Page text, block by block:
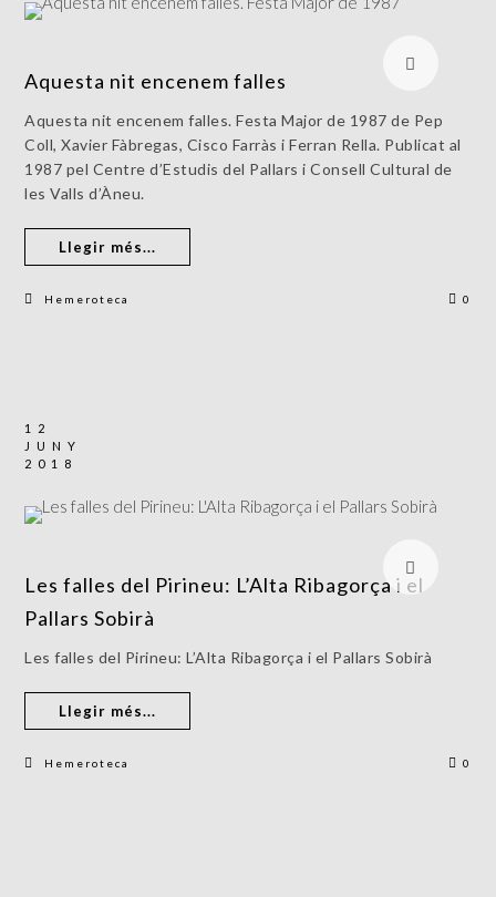
Aquesta nit encenem falles
Aquesta nit encenem falles. Festa Major de 1987 de Pep
Coll, Xavier Fàbregas, Cisco Farràs i Ferran Rella. Publicat al
1987 pel Centre d’Estudis del Pallars i Consell Cultural de
les Valls d’Àneu.
Llegir més...
Hemeroteca 0
12
JUNY
2018
Les falles del Pirineu: L’Alta Ribagorça i el
Pallars Sobirà
Les falles del Pirineu: L’Alta Ribagorça i el Pallars Sobirà
Llegir més...
Hemeroteca 0